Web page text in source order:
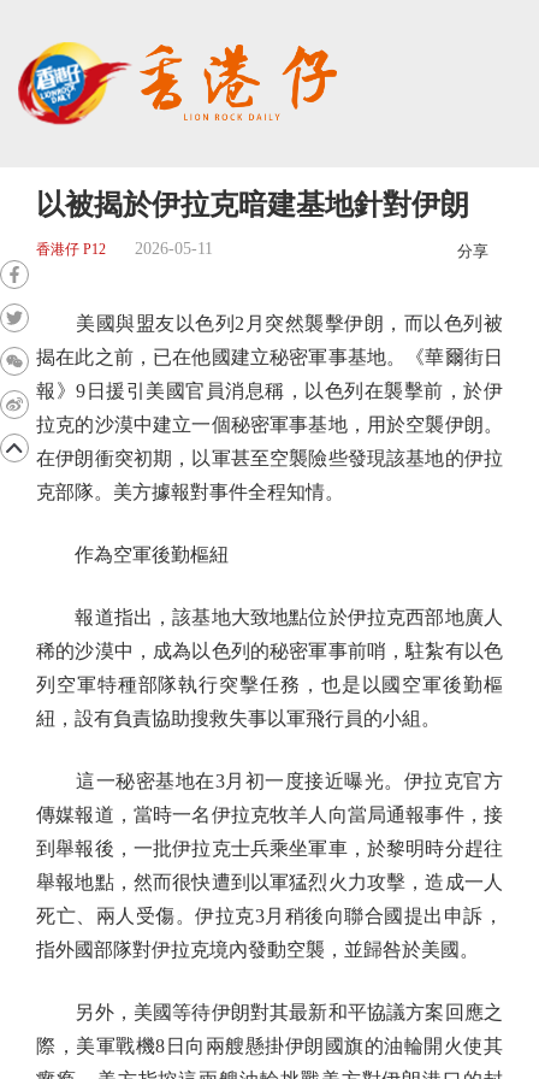
以被揭於伊拉克暗建基地針對伊朗
香港仔 P12 2026-05-11 分享
美國與盟友以色列2月突然襲擊伊朗，而以色列被
揭在此之前，已在他國建立秘密軍事基地。《華爾街日
報》9日援引美國官員消息稱，以色列在襲擊前，於伊
拉克的沙漠中建立一個秘密軍事基地，用於空襲伊朗。
在伊朗衝突初期，以軍甚至空襲險些發現該基地的伊拉
克部隊。美方據報對事件全程知情。
作為空軍後勤樞紐
報道指出，該基地大致地點位於伊拉克西部地廣人
稀的沙漠中，成為以色列的秘密軍事前哨，駐紮有以色
列空軍特種部隊執行突擊任務，也是以國空軍後勤樞
紐，設有負責協助搜救失事以軍飛行員的小組。
這一秘密基地在3月初一度接近曝光。伊拉克官方
傳媒報道，當時一名伊拉克牧羊人向當局通報事件，接
到舉報後，一批伊拉克士兵乘坐軍車，於黎明時分趕往
舉報地點，然而很快遭到以軍猛烈火力攻擊，造成一人
死亡、兩人受傷。伊拉克3月稍後向聯合國提出申訴，
指外國部隊對伊拉克境內發動空襲，並歸咎於美國。
另外，美國等待伊朗對其最新和平協議方案回應之
際，美軍戰機8日向兩艘懸掛伊朗國旗的油輪開火使其